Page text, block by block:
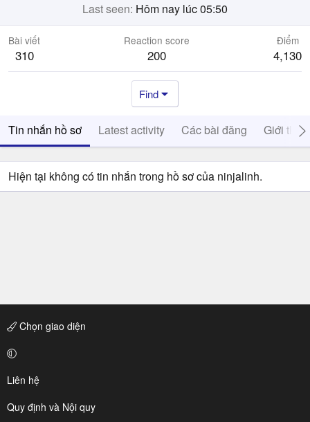
Last seen Hôm nay lúc 05:50
Bài viết
310
Reaction score
200
Điểm
4,130
Find
Tin nhắn hồ sơ Latest activity Các bài đăng Giới thiệu
Hiện tại không có tin nhắn trong hồ sơ của ninjalinh.
Chọn giao diện
Liên hệ
Quy định và Nội quy